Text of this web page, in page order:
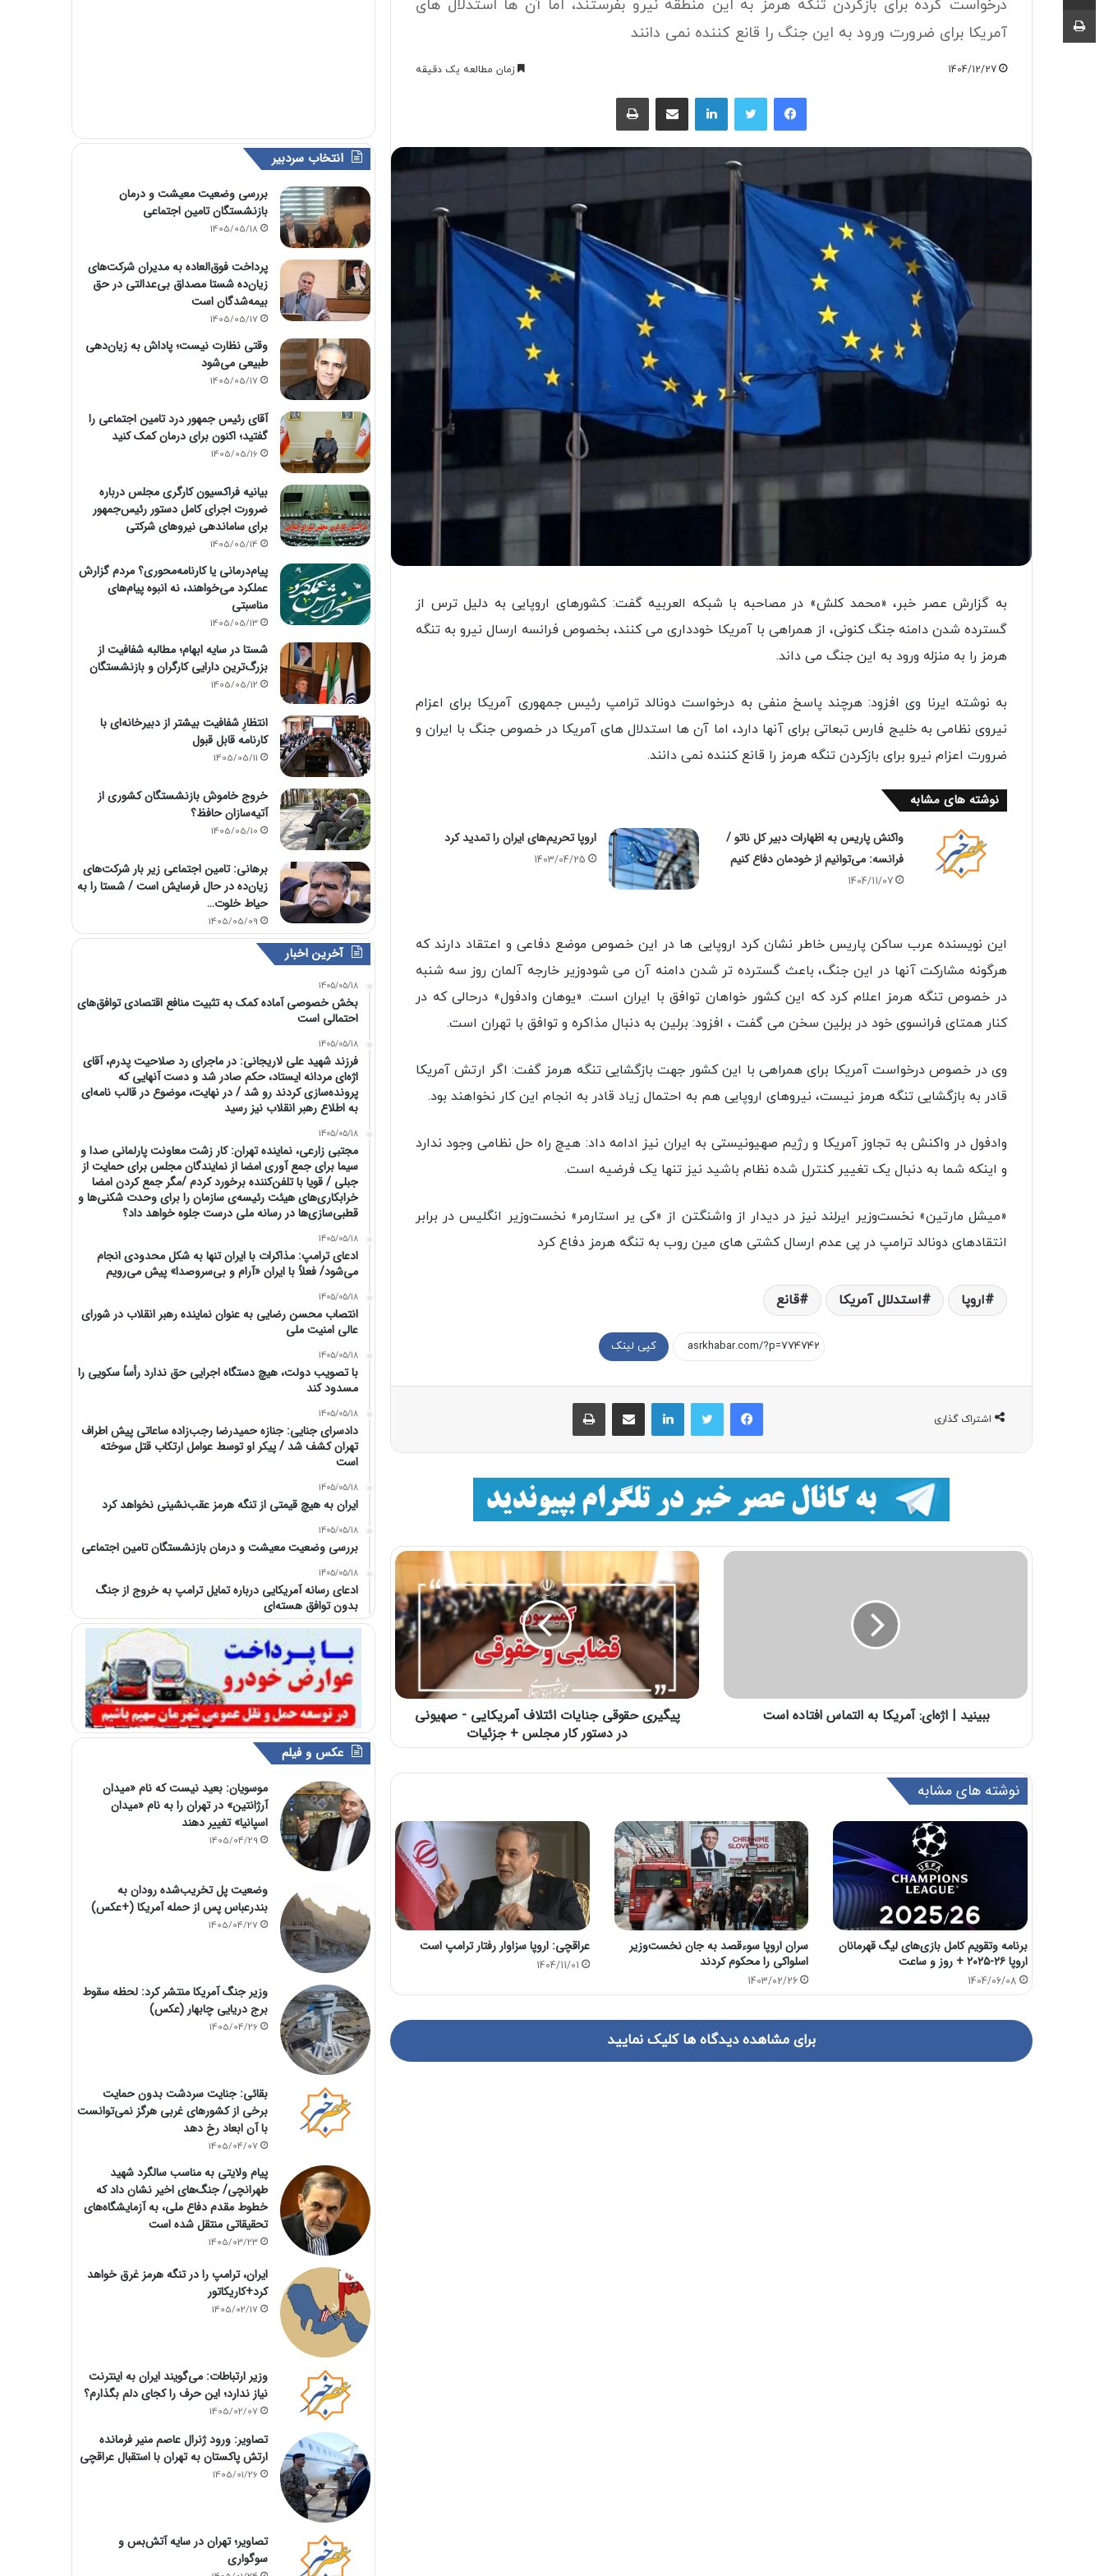
درخواست کرده برای بازکردن تنگه هرمز به این منطقه نیرو بفرستند، اما آن ها استدلال های
آمریکا برای ضرورت ورود به این جنگ را قانع کننده نمی دانند
1404/12/27 زمان مطالعه یک دقیقه
فیسبوک لینکداین
به گزارش عصر خبر، «محمد کلش» در مصاحبه با شبکه العربیه گفت: کشورهای اروپایی به دلیل ترس از
گسترده شدن دامنه جنگ کنونی، از همراهی با آمریکا خودداری می کنند، بخصوص فرانسه ارسال نیرو به تنگه
هرمز را به منزله ورود به این جنگ می داند.
به نوشته ایرنا وی افزود: هرچند پاسخ منفی به درخواست دونالد ترامپ رئیس جمهوری آمریکا برای اعزام
نیروی نظامی به خلیج فارس تبعاتی برای آنها دارد، اما آن ها استدلال های آمریکا در خصوص جنگ با ایران و
ضرورت اعزام نیرو برای بازکردن تنگه هرمز را قانع کننده نمی دانند.
نوشته های مشابه
واکنش پاریس به اظهارات دبیر کل ناتو /
فرانسه: می‌توانیم از خودمان دفاع کنیم
1404/11/07
اروپا تحریم‌های ایران را تمدید کرد
1403/04/25
این نویسنده عرب ساکن پاریس خاطر نشان کرد اروپایی ها در این خصوص موضع دفاعی و اعتقاد دارند که
هرگونه مشارکت آنها در این جنگ، باعث گسترده تر شدن دامنه آن می شودوزیر خارجه آلمان روز سه شنبه
در خصوص تنگه هرمز اعلام کرد که این کشور خواهان توافق با ایران است. «یوهان وادفول» درحالی که در
کنار همتای فرانسوی خود در برلین سخن می گفت ، افزود: برلین به دنبال مذاکره و توافق با تهران است.
وی در خصوص درخواست آمریکا برای همراهی با این کشور جهت بازگشایی تنگه هرمز گفت: اگر ارتش آمریکا
قادر به بازگشایی تنگه هرمز نیست، نیروهای اروپایی هم به احتمال زیاد قادر به انجام این کار نخواهند بود.
وادفول در واکنش به تجاوز آمریکا و رژیم صهیونیستی به ایران نیز ادامه داد: هیچ راه حل نظامی وجود ندارد
و اینکه شما به دنبال یک تغییر کنترل شده نظام باشید نیز تنها یک فرضیه است.
«میشل مارتین» نخست‌وزیر ایرلند نیز در دیدار از واشنگتن از «کی یر استارمر» نخست‌وزیر انگلیس در برابر
انتقادهای دونالد ترامپ در پی عدم ارسال کشتی های مین روب به تنگه هرمز دفاع کرد
اروپا استدلال آمریکا قانع
کپی لینک
اشتراک گذاری
فیسبوک لینکداین
ببینید | اژه‌ای: آمریکا به التماس افتاده است
پیگیری حقوقی جنایات ائتلاف آمریکایی - صهیونی
در دستور کار مجلس + جزئیات
نوشته های مشابه
برنامه وتقویم کامل بازی‌های لیگ قهرمانان
اروپا ۲۶-۲۰۲۵ + روز و ساعت
1404/06/08
سران اروپا سوءقصد به جان نخست‌وزیر
اسلواکی را محکوم کردند
1403/02/26
عراقچی: اروپا سزاوار رفتار ترامپ است
1404/11/01
برای مشاهده دیدگاه ها کلیک نمایید
انتخاب سردبیر
بررسی وضعیت معیشت و درمان
بازنشستگان تامین اجتماعی
1405/05/18
پرداخت فوق‌العاده به مدیران شرکت‌های
زیان‌ده شستا مصداق بی‌عدالتی در حق
بیمه‌شدگان است
1405/05/17
وقتی نظارت نیست؛ پاداش به زیان‌دهی
طبیعی می‌شود
1405/05/17
آقای رئیس جمهور درد تامین اجتماعی را
گفتید؛ اکنون برای درمان کمک کنید
1405/05/16
بیانیه فراکسیون کارگری مجلس درباره
ضرورت اجرای کامل دستور رئیس‌جمهور
برای ساماندهی نیروهای شرکتی
1405/05/14
پیام‌درمانی یا کارنامه‌محوری؟ مردم گزارش
عملکرد می‌خواهند، نه انبوه پیام‌های
مناسبتی
1405/05/13
شستا در سایه ابهام؛ مطالبه شفافیت از
بزرگ‌ترین دارایی کارگران و بازنشستگان
1405/05/12
انتظارِ شفافیت بیشتر از دبیرخانه‌ای با
کارنامه قابل قبول
1405/05/11
خروج خاموش بازنشستگان کشوری از
آتیه‌سازان حافظ؟
1405/05/10
برهانی: تامین اجتماعی زیر بار شرکت‌های
زیان‌ده در حال فرسایش است / شستا را به
حیاط خلوت…
1405/05/09
آخرین اخبار
1405/05/18
بخش خصوصی آماده کمک به تثبیت منافع اقتصادی توافق‌های
احتمالی است
1405/05/18
فرزند شهید علی لاریجانی: در ماجرای رد صلاحیت پدرم، آقای
اژه‌ای مردانه ایستاد، حکم صادر شد و دست آنهایی که
پرونده‌سازی کردند رو شد / در نهایت، موضوع در قالب نامه‌ای
به اطلاع رهبر انقلاب نیز رسید
1405/05/18
مجتبی زارعی، نماینده تهران: کار زشت معاونت پارلمانی صدا و
سیما برای جمع آوری امضا از نمایندگان مجلس برای حمایت از
جبلی / قویا با تلفن‌کننده برخورد کردم /مگر جمع کردن امضا
خرابکاری‌های هیئت رئیسه‌ی سازمان را برای وحدت شکنی‌ها و
قطبی‌سازی‌ها در رسانه ملی درست جلوه خواهد داد؟
1405/05/18
ادعای ترامپ: مذاکرات با ایران تنها به شکل محدودی انجام
می‌شود/ فعلاً با ایران «آرام و بی‌سروصدا» پیش می‌رویم
1405/05/18
انتصاب محسن رضایی به عنوان نماینده رهبر انقلاب در شورای
عالی امنیت ملی
1405/05/18
با تصویب دولت، هیچ دستگاه اجرایی حق ندارد رأساً سکویی را
مسدود کند
1405/05/18
دادسرای جنایی: جنازه حمیدرضا رجب‌زاده ساعاتی پیش اطراف
تهران کشف شد / پیکر او توسط عوامل‌ ارتکاب قتل سوخته
است
1405/05/18
ایران به هیچ قیمتی از تنگه هرمز عقب‌نشینی نخواهد کرد
1405/05/18
بررسی وضعیت معیشت و درمان بازنشستگان تامین اجتماعی
1405/05/18
ادعای رسانه آمریکایی درباره تمایل ترامپ به خروج از جنگ
بدون توافق هسته‌ای
عکس و فیلم
موسویان: بعید نیست که نام «میدان
آرژانتین» در تهران را به نام «میدان
اسپانیا» تغییر دهند
1405/04/29
وضعیت پل تخریب‌شده رودان به
بندرعباس پس از حمله آمریکا (+عکس)
1405/04/27
وزیر جنگ آمریکا منتشر کرد: لحظه سقوط
برج دریایی چابهار (عکس)
1405/04/26
بقائی: جنایت سردشت بدون حمایت
برخی از کشورهای غربی هرگز نمی‌توانست
با آن ابعاد رخ دهد
1405/04/07
پیام ولایتی به مناسب سالگرد شهید
طهرانچی/ جنگ‌های اخیر نشان داد که
خطوط مقدم دفاع ملی، به آزمایشگاه‌های
تحقیقاتی منتقل شده است
1405/03/23
ایران، ترامپ را در تنگه هرمز غرق خواهد
کرد+کاریکاتور
1405/02/17
وزیر ارتباطات: می‌گویند ایران به اینترنت
نیاز ندارد؛ این حرف را کجای دلم بگذارم؟
1405/02/07
تصاویر: ورود ژنرال عاصم منیر فرمانده
ارتش پاکستان به تهران با استقبال عراقچی
1405/01/26
تصاویر؛ تهران در سایه آتش‌بس و
سوگواری